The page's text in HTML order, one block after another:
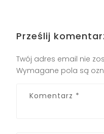
Prześlij
Twój adres email nie
Wymagane pola są